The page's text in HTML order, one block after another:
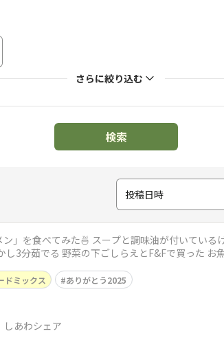
さらに絞り込む
検索
投稿日時
まねぎスープとココナッツ🥥オイルを加え
ドミックス ありがとう2025
しあわシェア